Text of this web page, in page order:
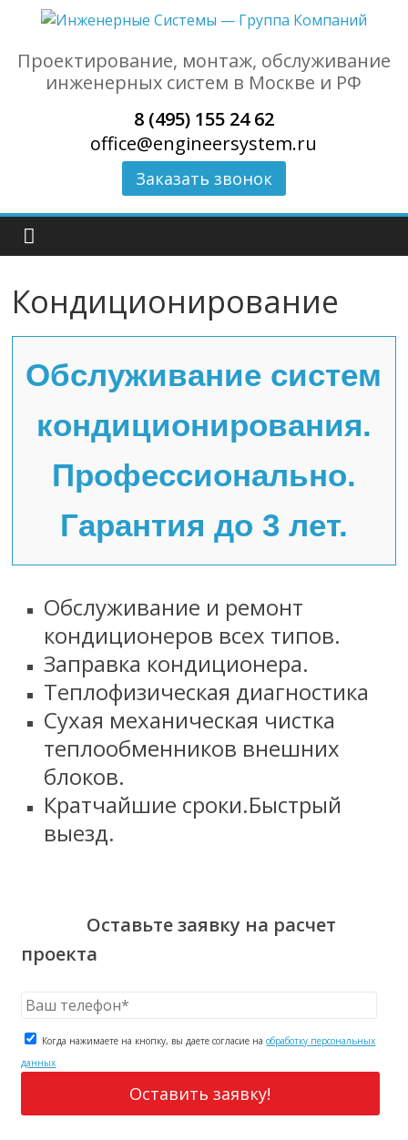
Проектирование, монтаж, обслуживание
инженерных систем в Москве и РФ
8 (495) 155 24 62
office@engineersystem.ru
Заказать звонок
Кондиционирование
Обслуживание систем
кондиционирования.
Профессионально.
Гарантия до 3 лет.
Обслуживание и ремонт
кондиционеров всех типов.
Заправка кондиционера.
Теплофизическая диагностика
Сухая механическая чистка
теплообменников внешних
блоков.
Кратчайшие сроки.Быстрый
выезд.
Оставьте заявку на расчет
проекта
Когда нажимаете на кнопку, вы даете согласие наобработку персональных
данных